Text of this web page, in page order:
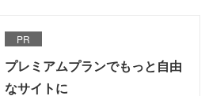
PR
プレミアムプランでもっと自由
なサイトに